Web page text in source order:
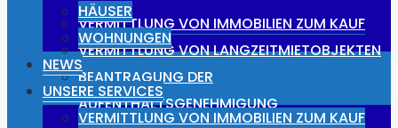
VERMITTLUNG VON IMMOBILIEN ZUM KAUF
VERMITTLUNG VON LANGZEITMIETOBJEKTEN
BEANTRAGUNG DER
AUFENTHALTSGENEHMIGUNG
HÄUSER
WOHNUNGEN
NEWS
UNSERE SERVICES
VERMITTLUNG VON IMMOBILIEN ZUM KAUF